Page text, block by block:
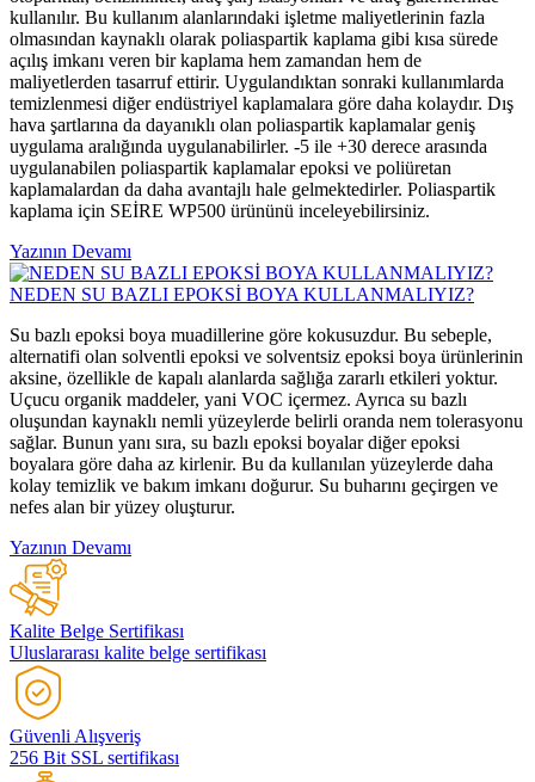
kullanılır. Bu kullanım alanlarındaki işletme maliyetlerinin fazla
olmasından kaynaklı olarak poliaspartik kaplama gibi kısa sürede
açılış imkanı veren bir kaplama hem zamandan hem de
maliyetlerden tasarruf ettirir. Uygulandıktan sonraki kullanımlarda
temizlenmesi diğer endüstriyel kaplamalara göre daha kolaydır. Dış
hava şartlarına da dayanıklı olan poliaspartik kaplamalar geniş
uygulama aralığında uygulanabilirler. -5 ile +30 derece arasında
uygulanabilen poliaspartik kaplamalar epoksi ve poliüretan
kaplamalardan da daha avantajlı hale gelmektedirler. Poliaspartik
kaplama için SEİRE WP500 ürününü inceleyebilirsiniz.
Yazının Devamı
NEDEN SU BAZLI EPOKSİ BOYA KULLANMALIYIZ?
Su bazlı epoksi boya muadillerine göre kokusuzdur. Bu sebeple,
alternatifi olan solventli epoksi ve solventsiz epoksi boya ürünlerinin
aksine, özellikle de kapalı alanlarda sağlığa zararlı etkileri yoktur.
Uçucu organik maddeler, yani VOC içermez. Ayrıca su bazlı
oluşundan kaynaklı nemli yüzeylerde belirli oranda nem tolerasyonu
sağlar. Bunun yanı sıra, su bazlı epoksi boyalar diğer epoksi
boyalara göre daha az kirlenir. Bu da kullanılan yüzeylerde daha
kolay temizlik ve bakım imkanı doğurur. Su buharını geçirgen ve
nefes alan bir yüzey oluşturur.
Yazının Devamı
Kalite Belge Sertifikası
Uluslararası kalite belge sertifikası
Güvenli Alışveriş
256 Bit SSL sertifikası